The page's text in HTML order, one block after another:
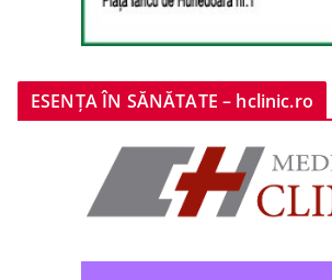
ESENȚA ÎN SĂNĂTATE – hclinic.ro